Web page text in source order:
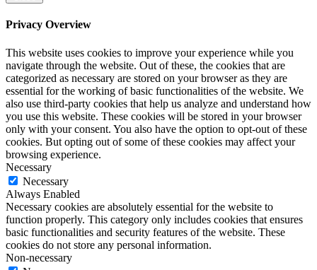
Privacy Overview
This website uses cookies to improve your experience while you
navigate through the website. Out of these, the cookies that are
categorized as necessary are stored on your browser as they are
essential for the working of basic functionalities of the website. We
also use third-party cookies that help us analyze and understand how
you use this website. These cookies will be stored in your browser
only with your consent. You also have the option to opt-out of these
cookies. But opting out of some of these cookies may affect your
browsing experience.
Necessary
Necessary
Always Enabled
Necessary cookies are absolutely essential for the website to
function properly. This category only includes cookies that ensures
basic functionalities and security features of the website. These
cookies do not store any personal information.
Non-necessary